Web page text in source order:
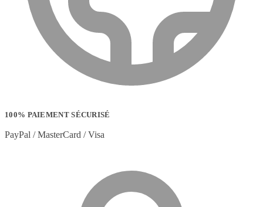
100% PAIEMENT SÉCURISÉ
PayPal / MasterCard / Visa